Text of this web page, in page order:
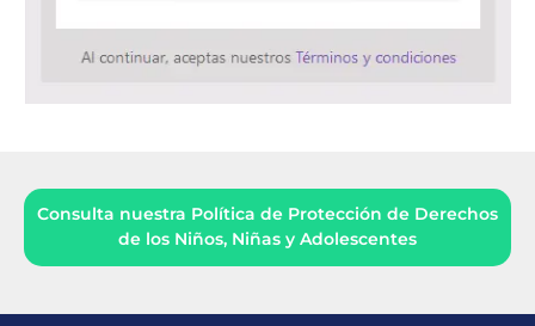
Consulta nuestra Política de Protección de Derechos
de los Niños, Niñas y Adolescentes